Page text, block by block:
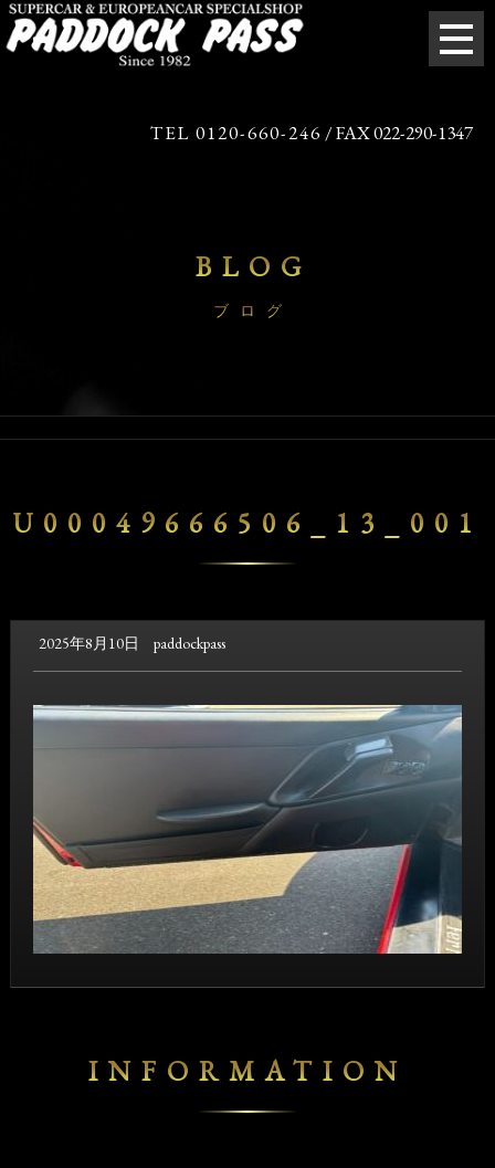
TEL 0120-660-246 / FAX 022-290-1347
BLOG
ブログ
U00049666506_13_001
2025年8月10日 paddockpass
INFORMATION